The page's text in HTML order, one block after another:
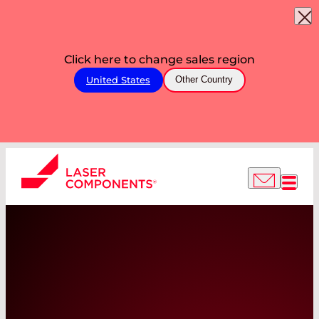
Click here to change sales region
United States Other Country